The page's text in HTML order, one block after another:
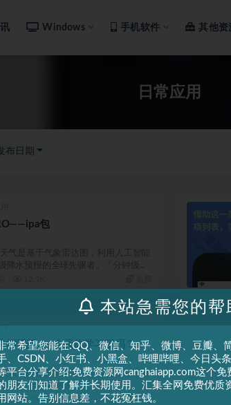
Windows 手机软件 其他资
日常应用
布日期
包
气是基于气象雷达图，利用人工智能
降水预报的全球先驱者。「分钟级...
增强版——今天你学习了吗？
人认为比很多英语翻译软件好用，它有
功能，当你在复制了某...
11.0K 免费
本站急需您的帮
常希望您能在:QQ、微信、知乎、微博、豆瓣、
、CSDN、小红书、小黑盒、哔哩哔哩、今日头
平台分享介绍:免费资源网canghaiapp.com这个
朋友们知道了解并长期使用。汇集全网免费优质
网站。告别信息差，不花冤枉钱。